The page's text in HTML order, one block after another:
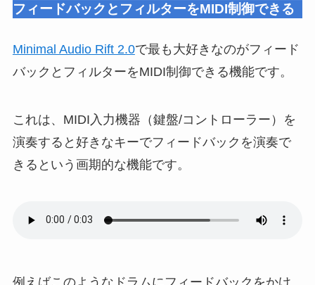
フィードバックとフィルターをMIDI制御できる
Minimal Audio Rift 2.0で最も大好きなのがフィード
バックとフィルターをMIDI制御できる機能です。
これは、MIDI入力機器（鍵盤/コントローラー）を
演奏すると好きなキーでフィードバックを演奏で
きるという画期的な機能です。